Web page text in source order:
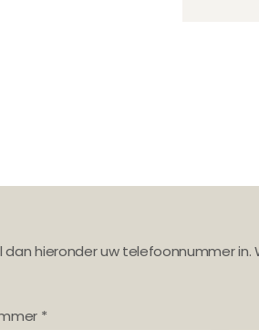
hieronder uw telefoonnummer in.
*